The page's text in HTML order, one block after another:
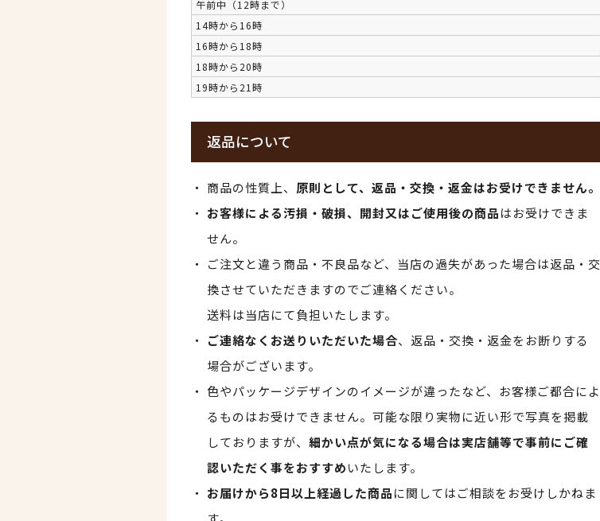
午前中（12時まで）
14時から16時
16時から18時
18時から20時
19時から21時
返品について
商品の性質上、 原則として、返品・交換・返金はお受けできません。
お客様による汚損・破損、開封又はご使用後の商品はお受けできま
せん。
ご注文と違う商品・不良品など、当店の過失があった場合は返品・交
換させていただきますのでご連絡ください。
送料は当店にて負担いたします。
ご連絡なくお送りいただいた場合、返品・交換・返金をお断りする
場合がございます。
色やパッケージデザインのイメージが違ったなど、お客様ご都合によ
るものはお受けできません。可能な限り実物に近い形で写真を掲載
しておりますが、 細かい点が気になる場合は実店舗等で事前にご確
認いただく事をおすすめいたします。
お届けから8日以上経過した商品に関してはご相談をお受けしかねま